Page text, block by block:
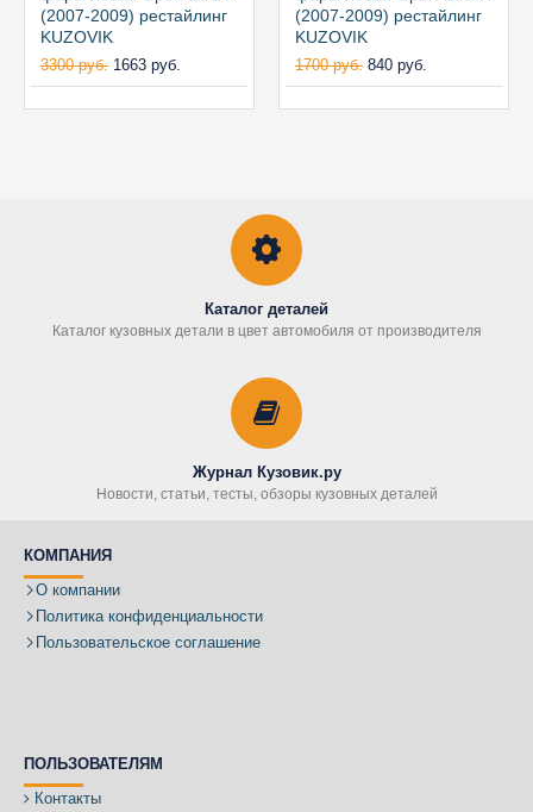
(2007-2009) рестайлинг
KUZOVIK
3300 руб. 1663 руб.
(2007-2009) рестайлинг
KUZOVIK
1700 руб. 840 руб.
Каталог деталей
Каталог кузовных детали в цвет автомобиля от производителя
Журнал Кузовик.ру
Новости, статьи, тесты, обзоры кузовных деталей
КОМПАНИЯ
О компании
Политика конфиденциальности
Пользовательское соглашение
ПОЛЬЗОВАТЕЛЯМ
Контакты